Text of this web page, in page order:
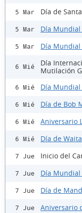
5 Mar Día de
5 Mar Día
5 Mar Día
6 Mié
Día
Mutilación
6 Mié Día Mundial
6 Mié Día de Bob
6 Mié Aniversario
6 Mié Día de
7 Jue Inicio del
7 Jue Día Mundial
7 Jue Día de
7 Jue Aniversario